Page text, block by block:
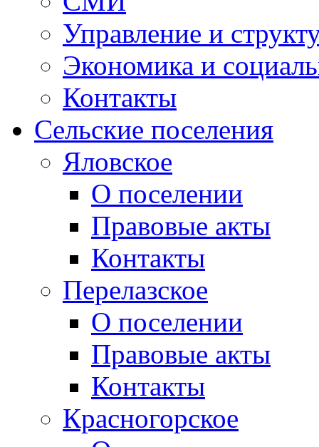
Управление и
Экономика и
Контакты
Сельские поселения
Яловское
О поселении
Правовые акты
Контакты
Перелазское
О поселении
Правовые акты
Контакты
Красногорское